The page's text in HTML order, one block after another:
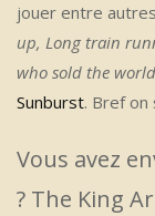
jouer entre autres
up, Long train
who sold the world
Sunburst. Bref on
Vous avez
? The King